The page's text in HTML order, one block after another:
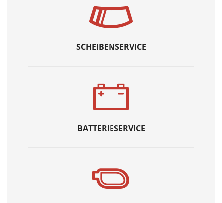
SCHEIBENSERVICE
BATTERIESERVICE